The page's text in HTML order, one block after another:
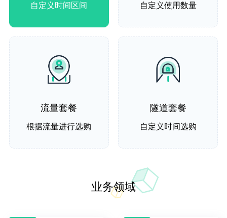
自定义时间区间 自定义使用数量
流量套餐
根据流量进行选购
隧道套餐
自定义时间选购
业务领域